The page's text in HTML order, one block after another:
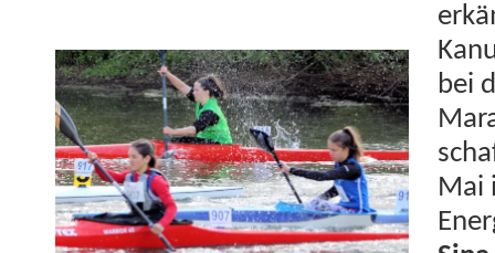
bei
Mai